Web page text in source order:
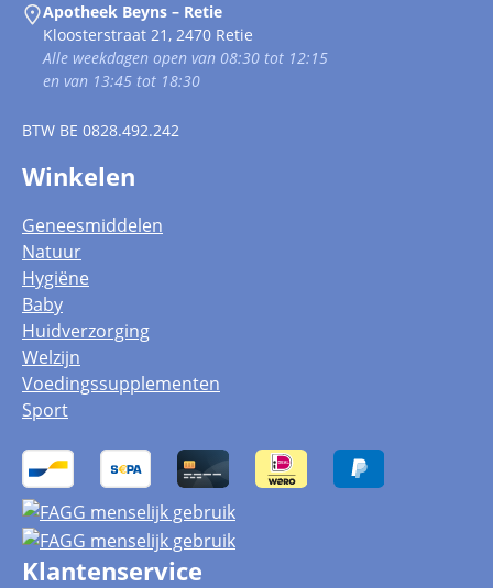
Apotheek Beyns – Retie
Kloosterstraat 21, 2470 Retie
Alle weekdagen open van 08:30 tot 12:15
en van 13:45 tot 18:30
BTW BE 0828.492.242
Winkelen
Geneesmiddelen
Natuur
Hygiëne
Baby
Huidverzorging
Welzijn
Voedingssupplementen
Sport
Klantenservice